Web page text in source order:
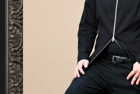
A
J
Í
T
?